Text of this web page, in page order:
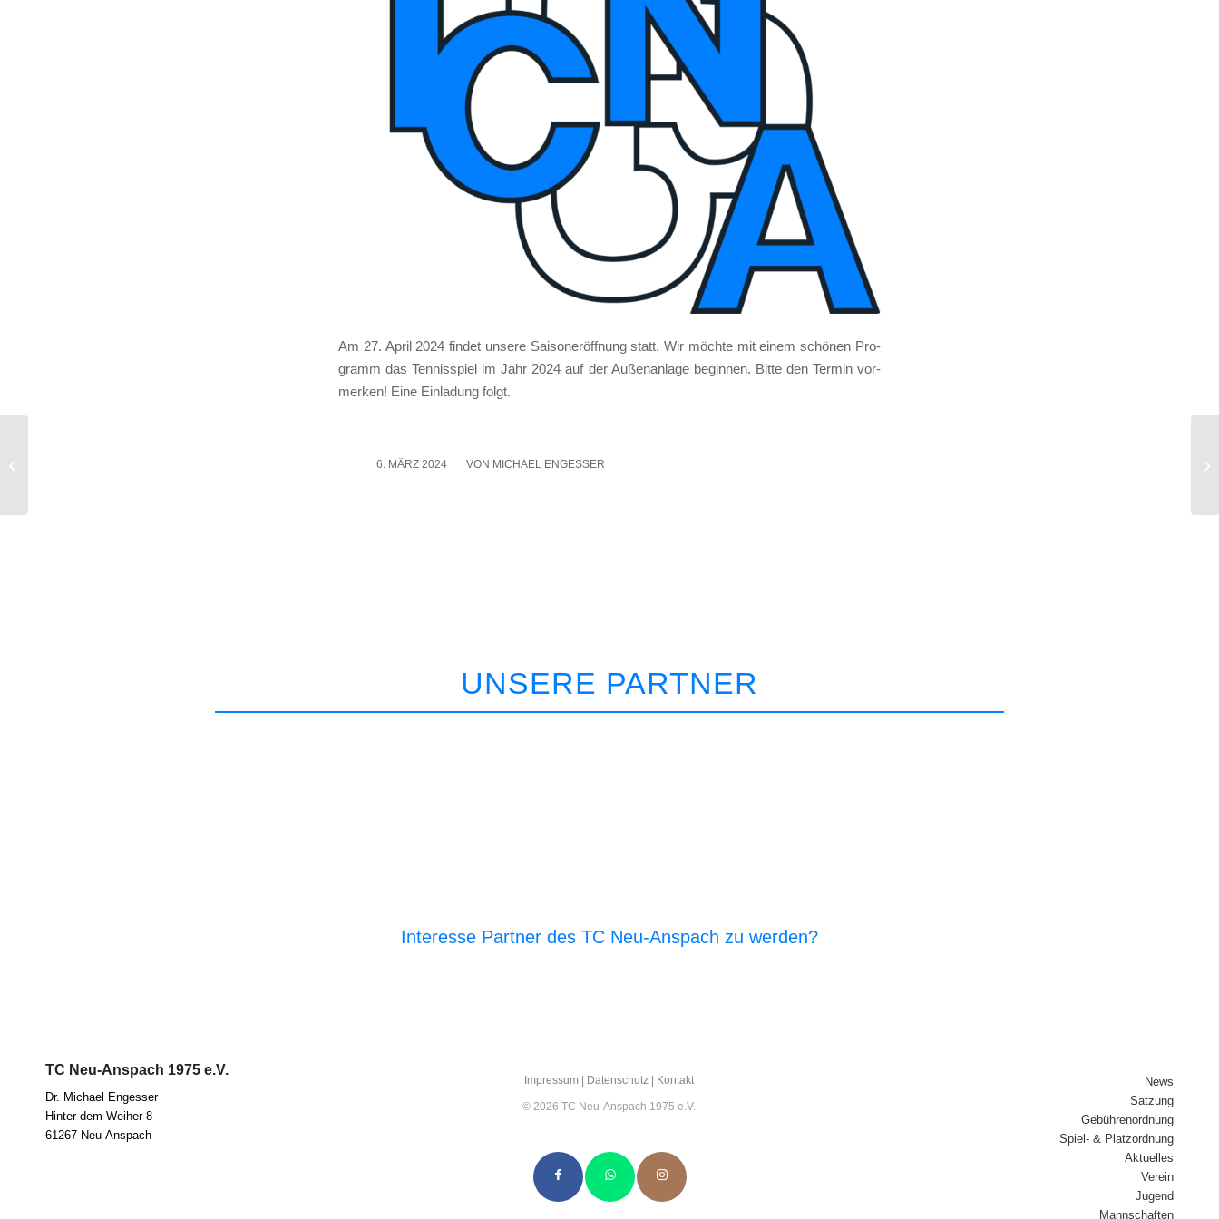
Am 27. April 2024 fin­det unse­re Sai­son­er­öff­nung statt. Wir möch­te mit einem schö­nen Pro­
gramm das Ten­nis­spiel im Jahr 2024 auf der Außen­an­la­ge begin­nen. Bit­te den Ter­min vor­
mer­ken! Eine Ein­la­dung folgt.
6. MÄRZ 2024
/ VON MICHAEL ENGESSER
UNSERE PARTNER
Interesse Partner des TC Neu-Anspach zu werden?
TC Neu-Anspach 1975 e.V.
Dr. Micha­el Eng­es­ser
Hin­ter dem Wei­her 8
61267 Neu-Anspach
Impres­sum | Daten­schutz | Kon­takt
© 2026 TC Neu-Anspach 1975 e.V.
News
Sat­zung
Gebüh­ren­ord­nung
Spiel- & Platz­ord­nung
Aktu­el­les
Ver­ein
Jugend
Mann­schaf­ten